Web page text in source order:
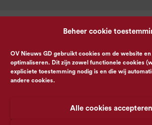
Beheer cookie
OV Nieuws GD gebruikt cookies om de website
optimaliseren. Dit zijn zowel functionele cookies
expliciete toestemming nodig is en die wij
andere cookies.
Alle cookies accepteren